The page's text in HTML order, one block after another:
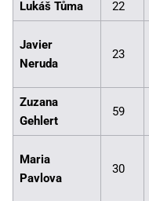
Lukáš Tůma 22
Javier
Neruda
23
Zuzana
Gehlert
59
Maria
Pavlova
30